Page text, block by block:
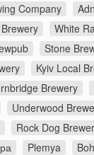
Company
White
Stone
Kyiv Local
Brewery
Underwood
Rock Dog
Plemya